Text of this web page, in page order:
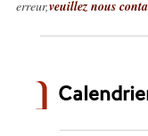
erreur,veuillez nous